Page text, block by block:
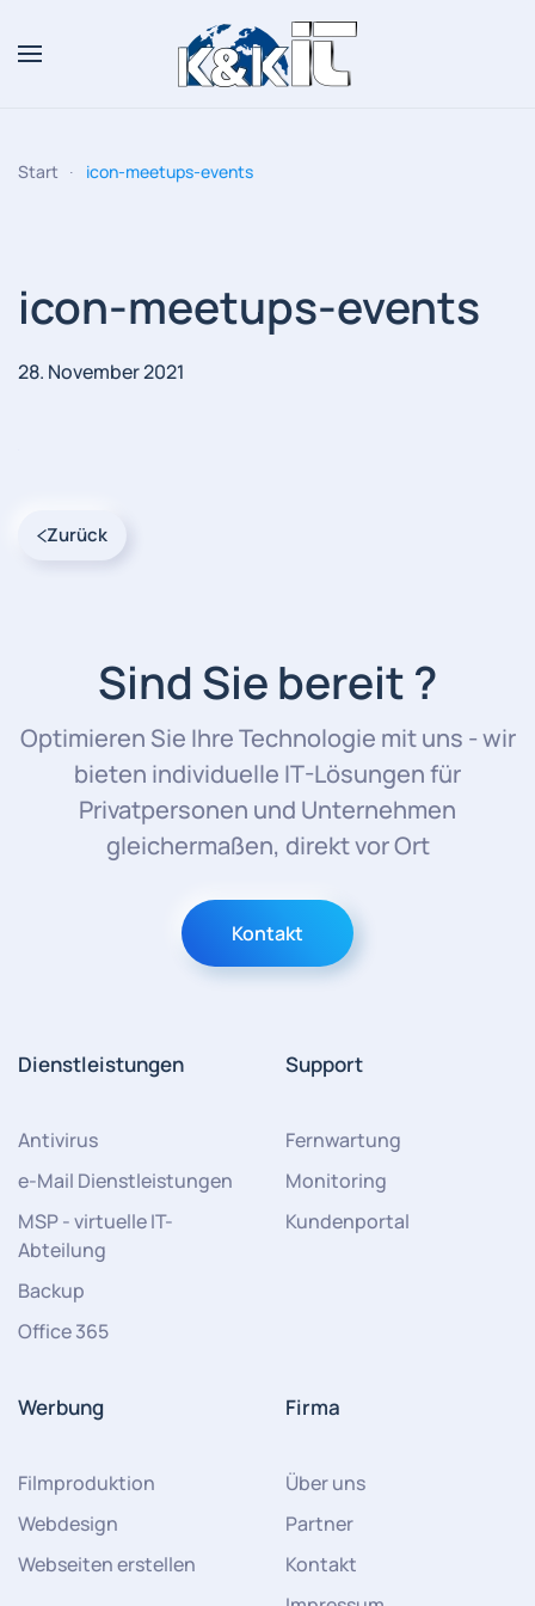
Zum Hauptinhalt springen
Start icon-meetups-events
icon-meetups-events
28. November 2021
Zurück
Sind Sie bereit ?
Optimieren Sie Ihre Technologie mit uns - wir
bieten individuelle IT-Lösungen für
Privatpersonen und Unternehmen
gleichermaßen, direkt vor Ort
Kontakt
Dienstleistungen
Antivirus
e-Mail Dienstleistungen
MSP - virtuelle IT-
Abteilung
Backup
Office 365
Support
Fernwartung
Monitoring
Kundenportal
Werbung
Filmproduktion
Webdesign
Webseiten erstellen
Firma
Über uns
Partner
Kontakt